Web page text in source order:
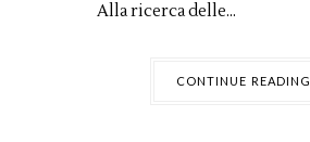
Alla ricerca delle...
CONTINUE READING